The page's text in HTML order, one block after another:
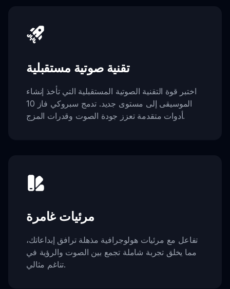
تقنية صوتية مستقبلية
اختبر قوة التقنية الصوتية المستقبلية التي تأخذ إنشاء
الموسيقى إلى مستوى جديد. تدمج سبروكي فاز 10
أدوات متقدمة تعزز جودة الصوت وقدرات المزج.
مرئيات غامرة
تفاعل مع مرئيات هولوجرافية مذهلة ترافق إبداعاتك،
مما يخلق تجربة شاملة تجمع بين الصوت والرؤية في
تناغم مثالي.